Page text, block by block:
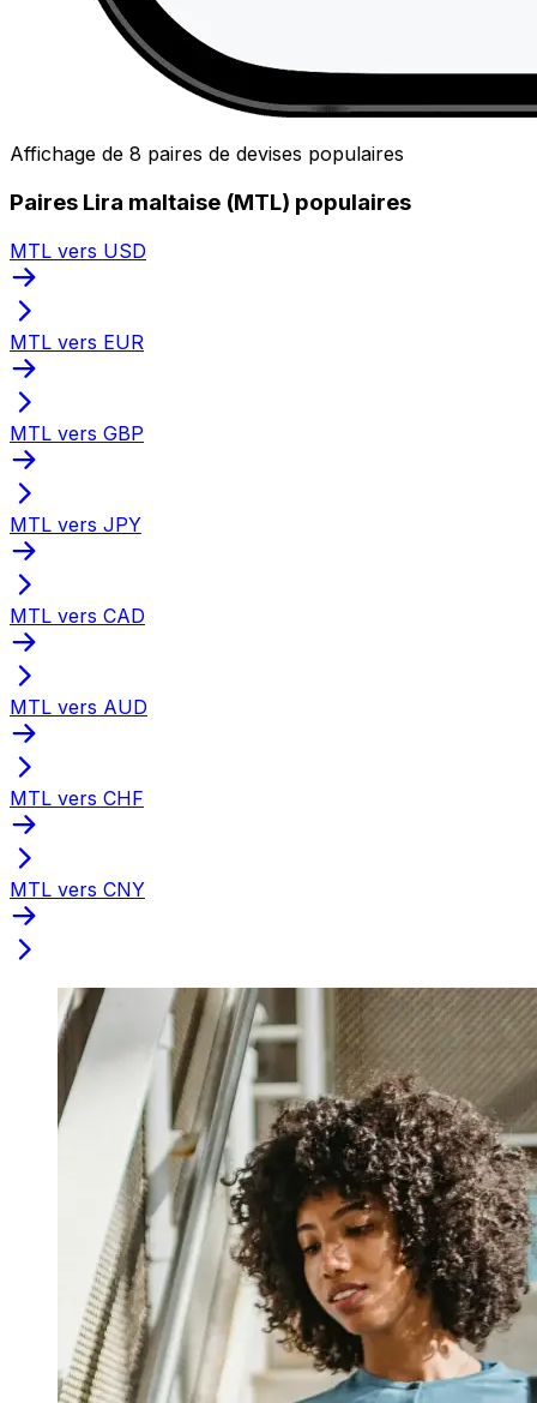
Affichage de 8 paires de devises populaires
Paires Lira maltaise (MTL) populaires
MTL vers USD
MTL vers EUR
MTL vers GBP
MTL vers JPY
MTL vers CAD
MTL vers AUD
MTL vers CHF
MTL vers CNY